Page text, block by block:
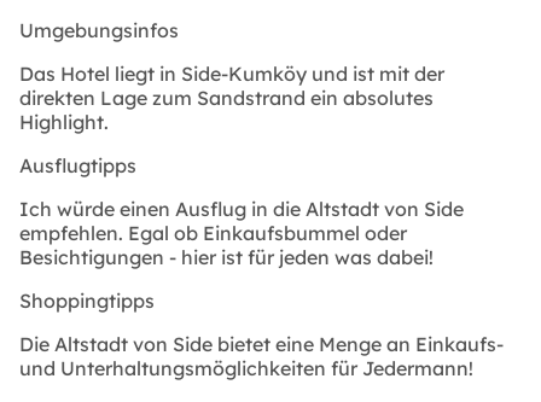
Umgebungsinfos
Das Hotel liegt in Side-Kumköy und ist mit der
direkten Lage zum Sandstrand ein absolutes
Highlight.
Ausflugtipps
Ich würde einen Ausflug in die Altstadt von Side
empfehlen. Egal ob Einkaufsbummel oder
Besichtigungen - hier ist für jeden was dabei!
Shoppingtipps
Die Altstadt von Side bietet eine Menge an Einkaufs-
und Unterhaltungsmöglichkeiten für Jedermann!